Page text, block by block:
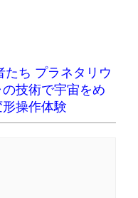
たち プラネタリウ
技術で宇宙をめ
操作体験